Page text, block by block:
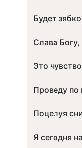
Будет
Слава Богу,
Это
Проведу по
Поцелуя
Я сегодня